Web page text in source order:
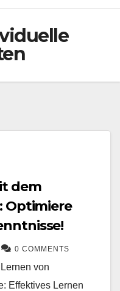
dem
Optimiere
0 COMMENTS
von
Effektives Lernen